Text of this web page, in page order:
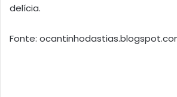
delícia.
Fonte: